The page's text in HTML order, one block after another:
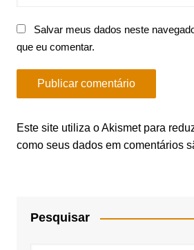
Salvar meus dados neste
que eu comentar.
Este site utiliza o Akismet para
como seus dados em comentários
Pesquisar